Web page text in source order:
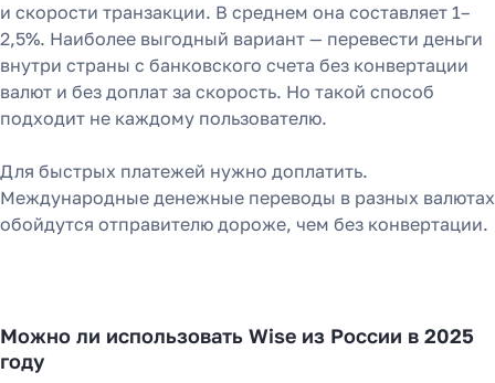
и скорости транзакции. В среднем она составляет 1–
2,5%. Наиболее выгодный вариант — перевести деньги
внутри страны с банковского счета без конвертации
валют и без доплат за скорость. Но такой способ
подходит не каждому пользователю.
Для быстрых платежей нужно доплатить.
Международные денежные переводы в разных валютах
обойдутся отправителю дороже, чем без конвертации.
Можно ли использовать Wise из России в 2025
году